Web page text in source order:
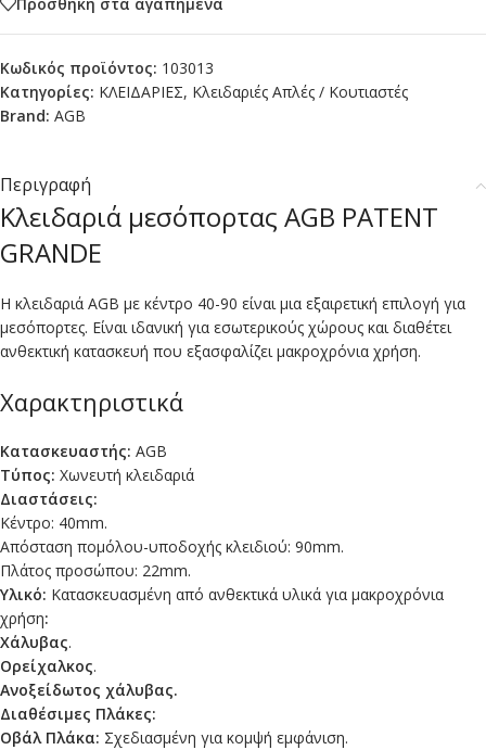
Κωδικός προϊόντος: 103013
Κατηγορίες: ΚΛΕΙΔΑΡΙΕΣ, Κλειδαριές Απλές / Κουτιαστές
Brand: AGB
Περιγραφή
Κλειδαριά μεσόπορτας AGB PATENT
GRANDE
Η κλειδαριά AGB με κέντρο 40-90 είναι μια εξαιρετική επιλογή για
μεσόπορτες. Είναι ιδανική για εσωτερικούς χώρους και διαθέτει
ανθεκτική κατασκευή που εξασφαλίζει μακροχρόνια χρήση.
Χαρακτηριστικά
Κατασκευαστής: AGB
Τύπος: Χωνευτή κλειδαριά
Διαστάσεις:
Κέντρο: 40mm.
Απόσταση πομόλου-υποδοχής κλειδιού: 90mm.
Πλάτος προσώπου: 22mm.
Υλικό: Κατασκευασμένη από ανθεκτικά υλικά για μακροχρόνια
χρήση:
Χάλυβας.
Ορείχαλκος.
Ανοξείδωτος χάλυβας.
Διαθέσιμες Πλάκες:
Οβάλ Πλάκα: Σχεδιασμένη για κομψή εμφάνιση.